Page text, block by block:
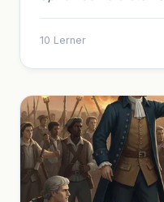
10 Lerner